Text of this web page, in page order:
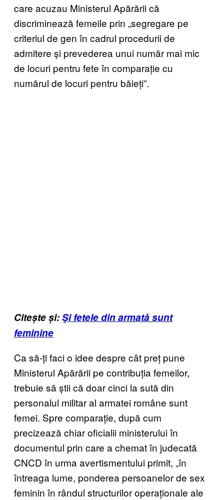
care acuzau Ministerul Apărării că
discriminează femeile prin „segregare pe
criteriul de gen în cadrul procedurii de
admitere și prevederea unui număr mai mic
de locuri pentru fete în comparație cu
numărul de locuri pentru băieți”.
Citește și:Şi fetele din armată sunt
feminine
Ca să-ți faci o idee despre cât preț pune
Ministerul Apărării pe contribuția femeilor,
trebuie să știi că doar cinci la sută din
personalul militar al armatei române sunt
femei. Spre comparație, după cum
precizează chiar oficialii ministerului în
documentul prin care a chemat în judecată
CNCD în urma avertismentului primit, „în
întreaga lume, ponderea persoanelor de sex
feminin în rândul structurilor operaționale ale